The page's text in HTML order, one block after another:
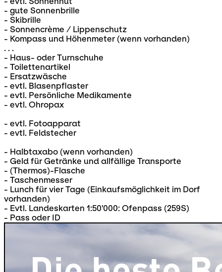
- gute Sonnenbrille
- Skibrille
- Sonnencrème / Lippenschutz
- Kompass und Höhenmeter (wenn vorhanden)
. . .
- Haus- oder Turnschuhe
- Toilettenartikel
- Ersatzwäsche
- evtl. Blasenpflaster
- evtl. Persönliche Medikamente
- evtl. Ohropax
- evtl. Fotoapparat
- evtl. Feldstecher
- Halbtaxabo (wenn vorhanden)
- Geld für Getränke und allfällige Transporte
- (Thermos)-Flasche
- Taschenmesser
- Lunch für vier Tage (Einkaufsmöglichkeit im Dorf
vorhanden)
- Evtl. Landeskarten 1:50'000: Ofenpass (259S)
- Pass oder ID